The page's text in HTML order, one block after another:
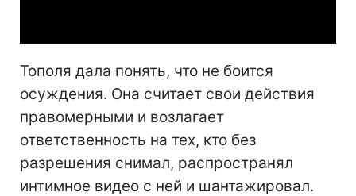
Тополя дала понять, что не боится
осуждения. Она считает свои действия
правомерными и возлагает
ответственность на тех, кто без
разрешения снимал, распространял
интимное видео с ней и шантажировал.